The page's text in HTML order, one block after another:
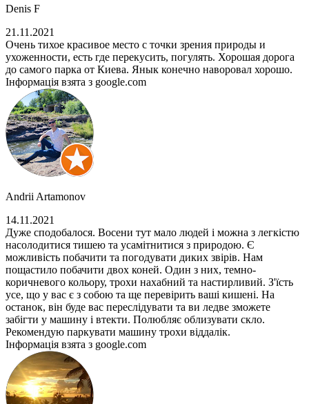
Denis F
21.11.2021
Очень тихое красивое место с точки зрения природы и
ухоженности, есть где перекусить, погулять. Хорошая дорога
до самого парка от Киева. Янык конечно наворовал хорошо.
Інформація взята з google.com
Andrii Artamonov
14.11.2021
Дуже сподобалося. Восени тут мало людей і можна з легкістю
насолодитися тишею та усамітнитися з природою. Є
можливість побачити та погодувати диких звірів. Нам
пощастило побачити двох коней. Один з них, темно-
коричневого кольору, трохи нахабний та настирливий. З'їсть
усе, що у вас є з собою та ще перевірить ваші кишені. На
останок, він буде вас переслідувати та ви ледве зможете
забігти у машину і втекти. Полюбляє облизувати скло.
Рекомендую паркувати машину трохи віддалік.
Інформація взята з google.com